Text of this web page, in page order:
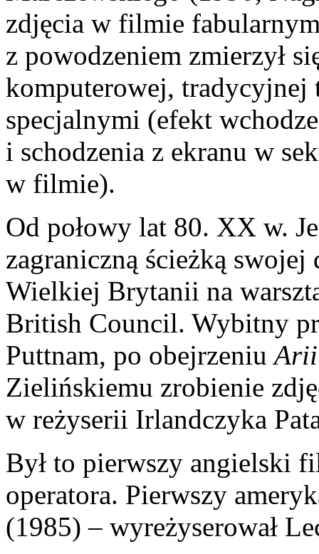
zdjęcia w filmie
z powodzeniem zmierzył
komputerowej,
specjalnymi (efekt
i schodzenia z ekranu w
w filmie).
Od połowy lat 80. XX w.
zagraniczną ścieżką
Wielkiej Brytanii na
British Council. Wybitny
Puttnam, po obejrzeniu
Zielińskiemu zrobienie
w reżyserii Irlandczyka
Był to pierwszy angielski
operatora. Pierwszy
(1985) – wyreżyserował